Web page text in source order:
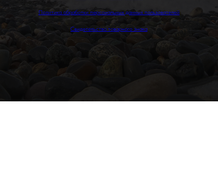
Политика обработки персональных данных пользователей
Свидетельство товарного знака